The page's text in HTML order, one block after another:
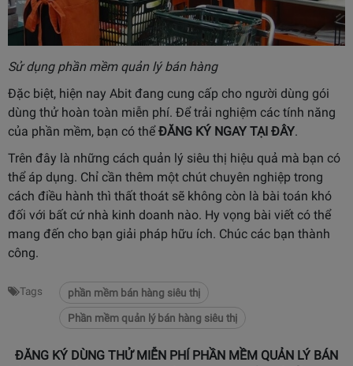
Sử dụng phần mềm quản lý bán hàng
Đặc biệt, hiện nay Abit đang cung cấp cho người dùng gói
dùng thử hoàn toàn miễn phí. Để trải nghiệm các tính năng
của phần mềm, bạn có thểĐĂNG KÝ NGAY TẠI ĐÂY.
Trên đây là những cách quản lý siêu thị hiệu quả mà bạn có
thể áp dụng. Chỉ cần thêm một chút chuyên nghiệp trong
cách điều hành thì thất thoát sẽ không còn là bài toán khó
đối với bất cứ nhà kinh doanh nào. Hy vọng bài viết có thể
mang đến cho bạn giải pháp hữu ích. Chúc các bạn thành
công.
Tags
phần mềm bán hàng siêu thị
Phần mềm quản lý bán hàng siêu thị
ĐĂNG KÝ DÙNG THỬ MIỄN PHÍ PHẦN MỀM QUẢN LÝ BÁN